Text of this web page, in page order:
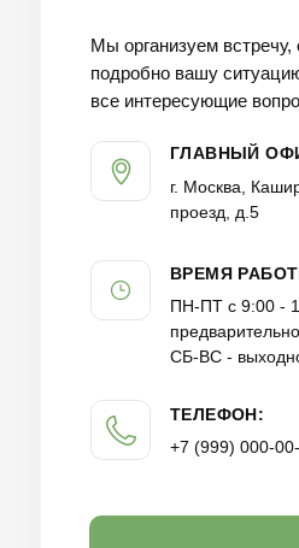
Мы организуем
подробно вашу
все интересующие
ГЛАВНЫЙ
г. Москва,
проезд, д.5
ПН-ПТ с 9:00 -
СБ-ВС -
ВРЕМЯ
ТЕЛЕФОН:
+7 (999) 000-